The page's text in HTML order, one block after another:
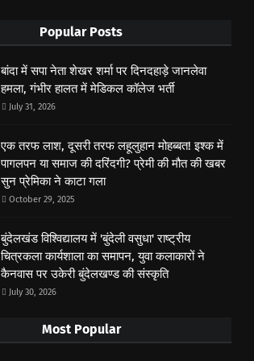
Popular Posts
बांदा में सपा नेता शेखर शर्मा पर दिनदहाड़े जानलेवा
हमला, गंभीर हालत में मेडिकल कॉलेज भर्ती
July 31, 2026
एक तरफ लाश, दूसरी तरफ लहूलुहान मोहब्बत! इश्क में
पागलपन या समाज की दरिंदगी? प्रेमी की मौत की खबर
सुन प्रेमिका ने काटा गला
October 29, 2025
बुंदेलखंड विश्विद्यालय में 'बुंदेली वसुधा' राष्ट्रीय
चित्रकला कार्यशाला का समापन, युवा कलाकारों ने
कैनवास पर उकेरी बुंदेलखण्ड की संस्कृति
July 30, 2026
Most Popular